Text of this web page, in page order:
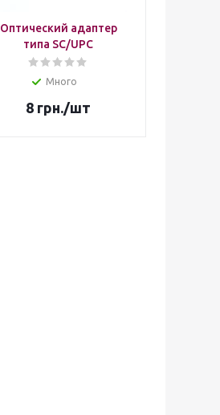
Оптический адаптер
типа SC/UPC
Много
8 грн./шт